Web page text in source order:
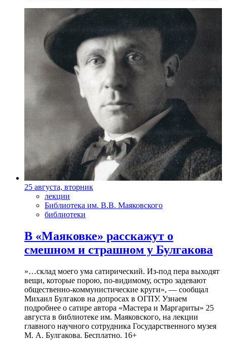
25 августа, вторник
лекции
Библиотека им. В.В. Маяковского
библиотеки
В «Маяковке» расскажут о
смешном и страшном у Булгакова
»…склад моего ума сатирический. Из-под пера выходят
вещи, которые порою, по-видимому, остро задевают
общественно-коммунистические круги», — сообщал
Михаил Булгаков на допросах в ОГПУ. Узнаем
подробнее о сатире автора «Мастера и Маргариты» 25
августа в библиотеке им. Маяковского, на лекции
главного научного сотрудника Государственного музея
М. А. Булгакова. Бесплатно. 16+